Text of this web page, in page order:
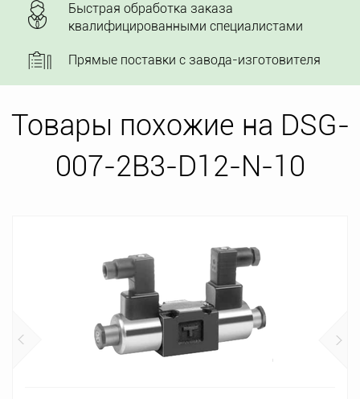
Быстрая обработка заказа
квалифицированными специалистами
Прямые поставки с завода-изготовителя
Товары похожие на DSG-
007-2B3-D12-N-10